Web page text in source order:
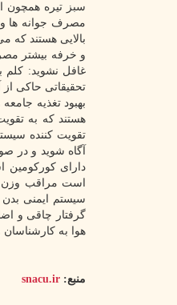
سبز تیره همچون
بالایی هستند که
غافل نشوید: کلم
تحقیقاتی حاکی
بهبود تغذیه
دارای کورکومین
است مراقب وزن
سیستم ایمنی بدن
گرفتار چاقی و
هوا به
منبع: snacu.ir